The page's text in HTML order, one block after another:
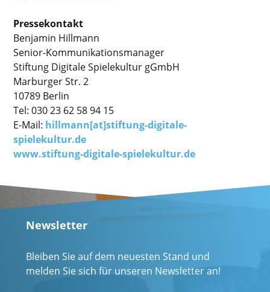
Pressekontakt
Benjamin Hillmann
Senior-Kommunikationsmanager
Stiftung Digitale Spielekultur gGmbH
Marburger Str. 2
10789 Berlin
Tel: 030 23 62 58 94 15
E-Mail: hillmann[at]stiftung-digitale-
spielekultur.de
www.stiftung-digitale-spielekultur.de
Newsletter
Bleiben Sie auf dem neuesten Stand und
melden Sie sich für unseren Newsletter an!